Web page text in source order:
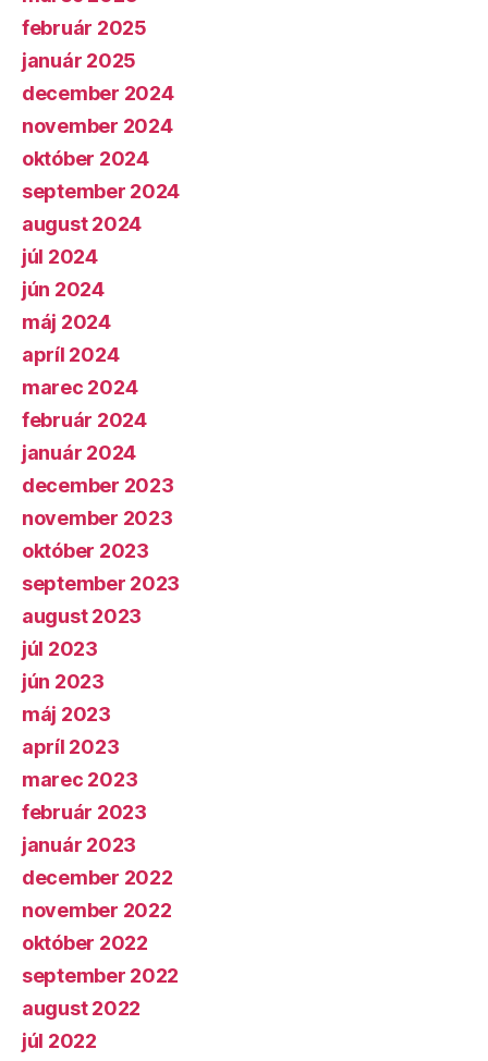
február 2025
január 2025
december 2024
november 2024
október 2024
september 2024
august 2024
júl 2024
jún 2024
máj 2024
apríl 2024
marec 2024
február 2024
január 2024
december 2023
november 2023
október 2023
september 2023
august 2023
júl 2023
jún 2023
máj 2023
apríl 2023
marec 2023
február 2023
január 2023
december 2022
november 2022
október 2022
september 2022
august 2022
júl 2022